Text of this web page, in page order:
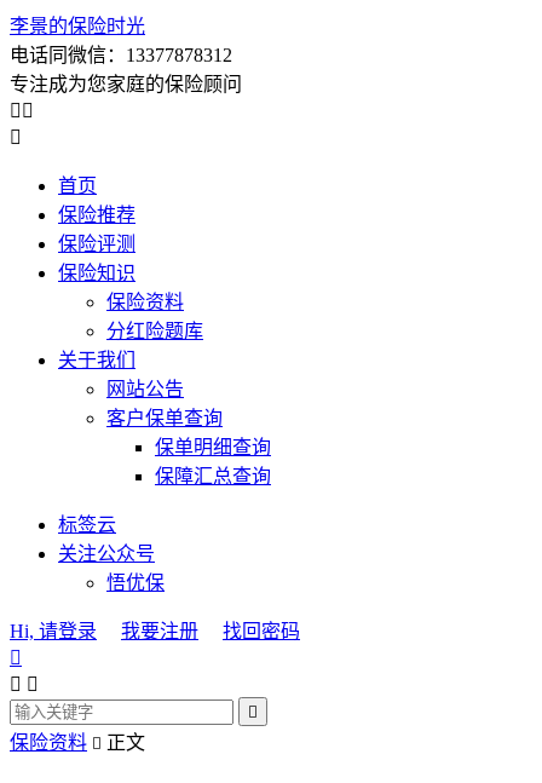
李景的保险时光
电话同微信：13377878312
专注成为您家庭的保险顾问
 

首页
保险推荐
保险评测
保险知识
保险资料
分红险题库
关于我们
网站公告
客户保单查询
保单明细查询
保障汇总查询
标签云
关注公众号
悟优保
Hi, 请登录 我要注册
找回密码

 

保险资料  正文